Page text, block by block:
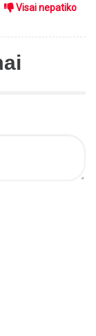
Visai nepatiko